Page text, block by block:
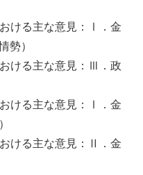
ける主な意見：Ⅰ．金
勢）
ける主な意見：Ⅲ．政
ける主な意見：Ⅰ．金
ける主な意見：Ⅱ．金